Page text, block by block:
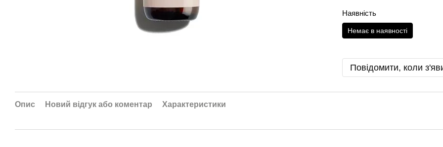
Наявність
Немає в наявності
Повідомити, коли
Опис Новий відгук або коментар Характеристики